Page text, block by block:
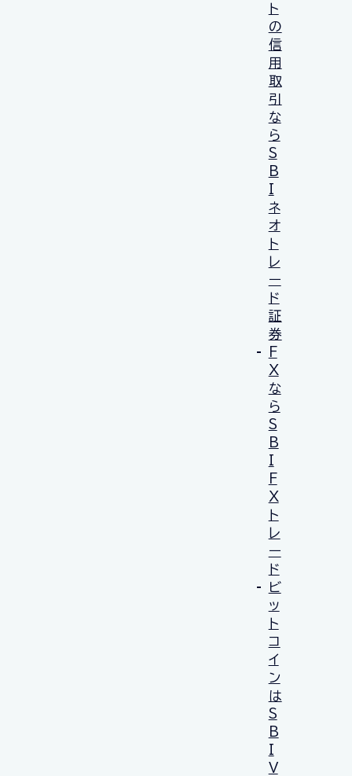
ト
の
信
用
取
引
な
ら
S
B
I
ネ
オ
ト
レ
ー
ド
証
券
F
X
な
ら
S
B
I
F
X
ト
レ
ー
ド
ビ
ッ
ト
コ
イ
ン
は
S
B
I
V